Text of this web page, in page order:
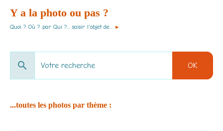
Y a la photo ou pas ?
Quoi ? Où ? par Qui ?... saisir l'objet de... ►
OK
...toutes les photos par thème :